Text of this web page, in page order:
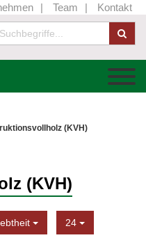
Team Kontakt
(KVH)
(KVH)
Sortierung
24 Anzeige